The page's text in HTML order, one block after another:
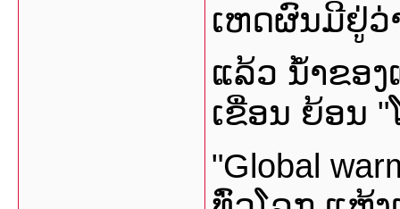
ເຫດຜົນມີຢູ່ວ່
ແລ້ວ ນໍ້າຂອ
ເຂື່ອນ ຍ້ອນ
"Global